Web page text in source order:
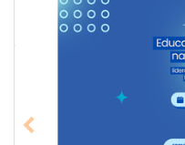
Previous